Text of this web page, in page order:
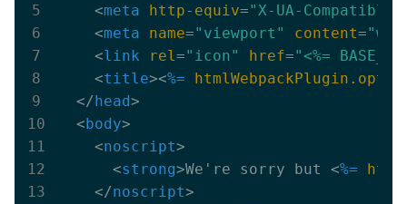
<meta http-equiv="X-UA-Compatible"
<meta name="viewport" content=
<link rel ="icon" href="<%=
<title><%=
</head>
<body>
<noscript>
<strong>We're sorry but <%=
</noscript>